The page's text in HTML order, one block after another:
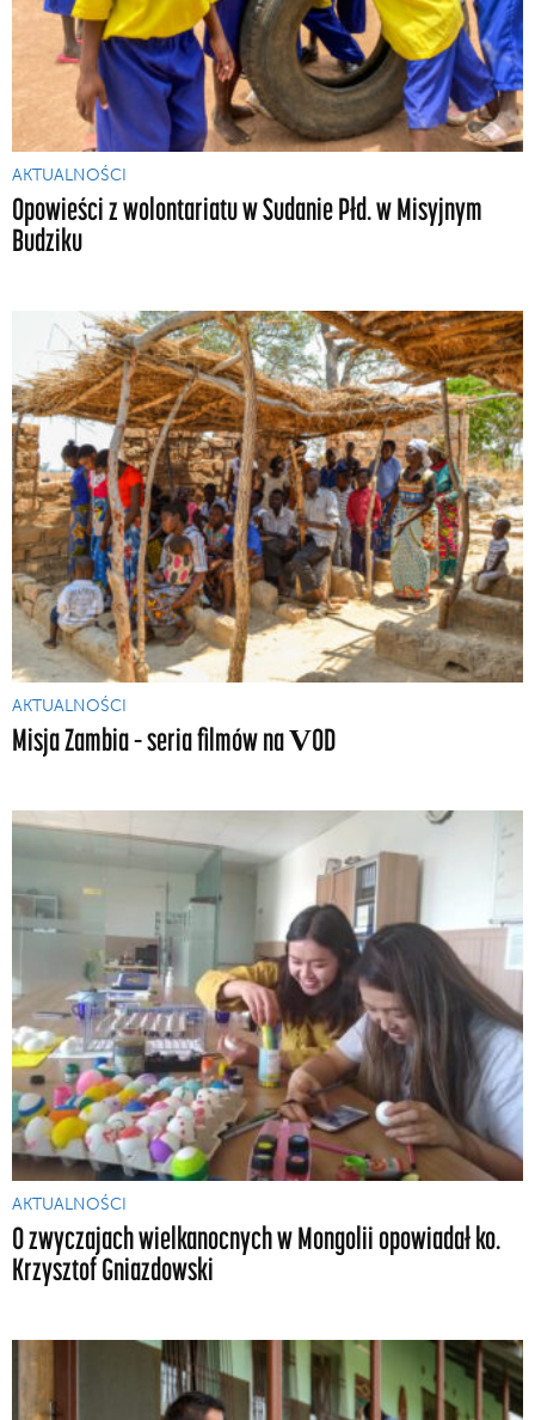
AKTUALNOŚCI
Opowieści z wolontariatu w Sudanie Płd. w Misyjnym
Budziku
AKTUALNOŚCI
Misja Zambia – seria filmów na VOD
AKTUALNOŚCI
O zwyczajach wielkanocnych w Mongolii opowiadał ko.
Krzysztof Gniazdowski